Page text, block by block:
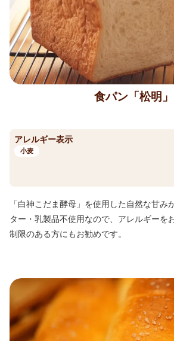
食パン「松明」
アレルギー表示
小麦
「白神こだま酵母」を使用した自然な甘み
ター・乳製品不使用なので、アレルギーを
制限のある方にもお勧めです。